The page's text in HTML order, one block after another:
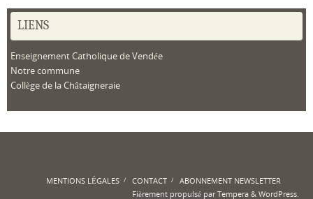
LIENS
Enseignement Catholique de Vendée
Notre commune
Collège de la Châtaigneraie
MENTIONS LÉGALES CONTACT
ABONNEMENT NEWSLETTER
Fièrement propulsé parTempera & WordPress.